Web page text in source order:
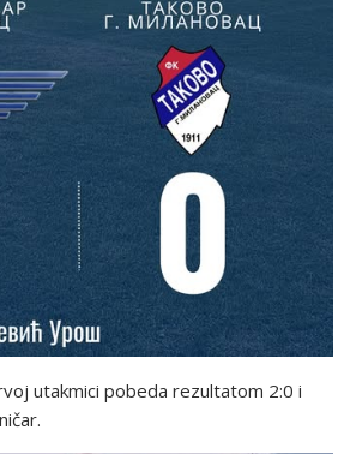
utakmici pobeda rezultatom 2:0 i